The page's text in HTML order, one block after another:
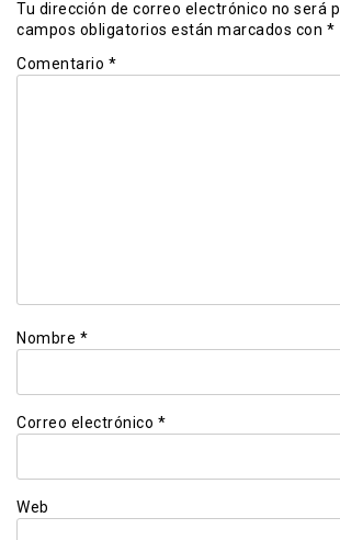
Tu dirección de correo electrónico no será
campos obligatorios están marcados con *
Comentario *
Nombre *
Correo electrónico *
Web